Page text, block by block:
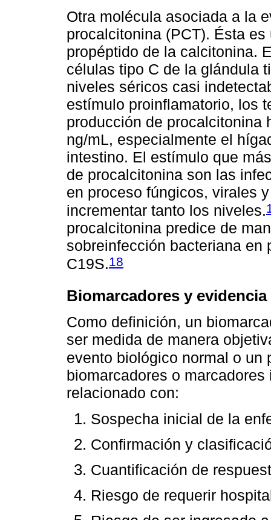
Otra molécula asociada a la
procalcitonina (PCT). Ésta
propéptido de la calcitonina.
células tipo C de la glándula
niveles séricos casi
estímulo proinflamatorio, los
producción de procalcitonina
ng/mL, especialmente el
intestino. El estímulo que
de procalcitonina son las
en proceso fúngicos, virales
incrementar tanto los niveles.
procalcitonina predice de
sobreinfección bacteriana en
C19S.18
Biomarcadores y
Como definición, un
ser medida de manera
evento biológico normal o un
biomarcadores o
relacionado con:
Sospecha inicial de la
Confirmación y
Cuantificación de
Riesgo de requerir